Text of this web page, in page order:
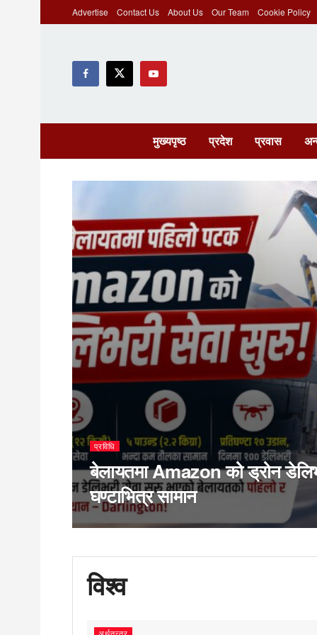
Advertise Contact Us About Us Our Team Cookie Policy
मुख्यपृष्ठ प्रदेश प्रवास
प्रविधि
बेलायतमा Amazon को ड्रोन
घण्टाभित्र सामान
विश्व